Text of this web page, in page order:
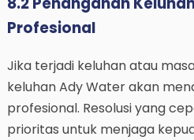
Profesional
Jika terjadi keluhan atau
keluhan Ady Water akan
profesional. Resolusi yang
prioritas untuk menjaga